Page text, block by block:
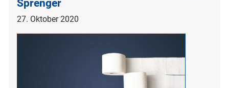
Sprenger
27. Oktober 2020